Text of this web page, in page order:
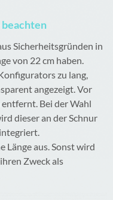
Sicherheitsgründen in
von 22 cm haben.
zu lang,
angezeigt. Vor
Bei der Wahl
dieser an der Schnur
Länge aus. Sonst wird
Zweck als